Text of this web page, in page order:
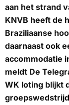
aan het strand
KNVB heeft de
Braziliaanse
daarnaast ook
accommodatie
meldt De
WK loting blijkt